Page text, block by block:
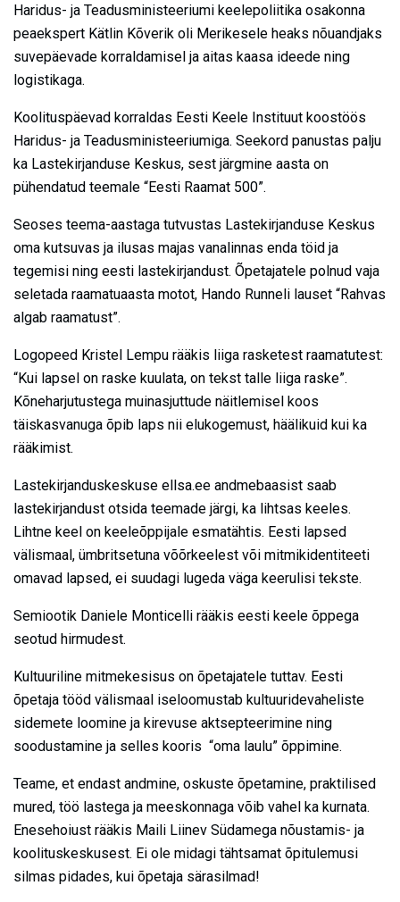
Haridus- ja Teadusministeeriumi keelepoliitika osakonna
peaekspert Kätlin Kõverik oli Merikesele heaks nõuandjaks
suvepäevade korraldamisel ja aitas kaasa ideede ning
logistikaga.
Koolituspäevad korraldas Eesti Keele Instituut koostöös
Haridus- ja Teadusministeeriumiga. Seekord panustas palju
ka Lastekirjanduse Keskus, sest järgmine aasta on
pühendatud teemale “Eesti Raamat 500”.
Seoses teema-aastaga tutvustas Lastekirjanduse Keskus
oma kutsuvas ja ilusas majas vanalinnas enda töid ja
tegemisi ning eesti lastekirjandust. Õpetajatele polnud vaja
seletada raamatuaasta motot, Hando Runneli lauset “Rahvas
algab raamatust”.
Logopeed Kristel Lempu rääkis liiga rasketest raamatutest:
“Kui lapsel on raske kuulata, on tekst talle liiga raske”.
Kõneharjutustega muinasjuttude näitlemisel koos
täiskasvanuga õpib laps nii elukogemust, häälikuid kui ka
rääkimist.
Lastekirjanduskeskuse ellsa.ee andmebaasist saab
lastekirjandust otsida teemade järgi, ka lihtsas keeles.
Lihtne keel on keeleõppijale esmatähtis. Eesti lapsed
välismaal, ümbritsetuna võõrkeelest või mitmikidentiteeti
omavad lapsed, ei suudagi lugeda väga keerulisi tekste.
Semiootik Daniele Monticelli rääkis eesti keele õppega
seotud hirmudest.
Kultuuriline mitmekesisus on õpetajatele tuttav. Eesti
õpetaja tööd välismaal iseloomustab kultuuridevaheliste
sidemete loomine ja kirevuse aktsepteerimine ning
soodustamine ja selles kooris “oma laulu” õppimine.
Teame, et endast andmine, oskuste õpetamine, praktilised
mured, töö lastega ja meeskonnaga võib vahel ka kurnata.
Enesehoiust rääkis Maili Liinev Südamega nõustamis- ja
koolituskeskusest. Ei ole midagi tähtsamat õpitulemusi
silmas pidades, kui õpetaja särasilmad!